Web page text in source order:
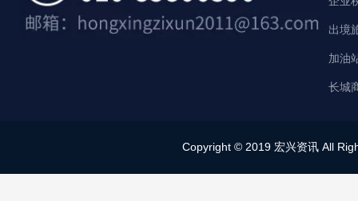
出境
加油
长城
Copyright © 2019 宏兴资讯 All